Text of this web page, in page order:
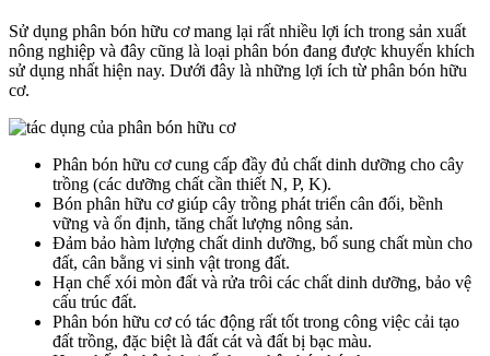
Sử dụng phân bón hữu cơ mang lại rất nhiều lợi ích trong sản xuất
nông nghiệp và đây cũng là loại phân bón đang được khuyến khích
sử dụng nhất hiện nay. Dưới đây là những lợi ích từ phân bón hữu
cơ.
Phân bón hữu cơ cung cấp đầy đủ chất dinh dưỡng cho cây
trồng (các dưỡng chất cần thiết N, P, K).
Bón phân hữu cơ giúp cây trồng phát triển cân đối, bềnh
vững và ổn định, tăng chất lượng nông sản.
Đảm bảo hàm lượng chất dinh dưỡng, bổ sung chất mùn cho
đất, cân bằng vi sinh vật trong đất.
Hạn chế xói mòn đất và rửa trôi các chất dinh dưỡng, bảo vệ
cấu trúc đất.
Phân bón hữu cơ có tác động rất tốt trong công việc cải tạo
đất trồng, đặc biệt là đất cát và đất bị bạc màu.